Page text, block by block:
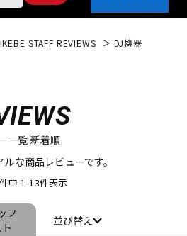
ウクレレ
パーカッション
IKEBE STAFF REVIEWS DJ機器
一覧 新着順
な商品レビューです。
中 1-13件表示
フ
並び替え